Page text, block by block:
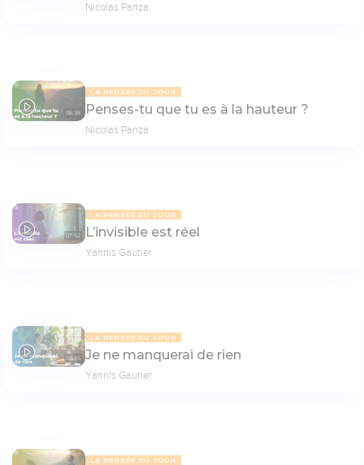
Nicolas Panza
08:38
LA PENSÉE DU JOUR
Penses-tu que tu es à la hauteur ?
Nicolas Panza
07:52
LA PENSÉE DU JOUR
L’invisible est réel
Yannis Gautier
06:46
LA PENSÉE DU JOUR
Je ne manquerai de rien
Yannis Gautier
LA PENSÉE DU JOUR